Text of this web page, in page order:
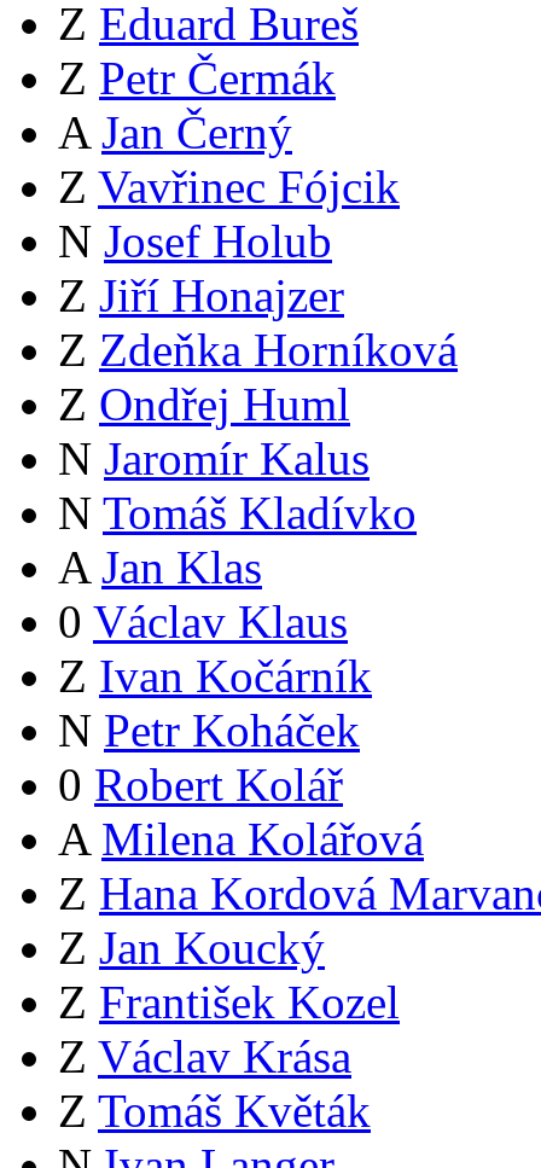
Z Eduard Bureš
Z Petr Čermák
A Jan Černý
Z Vavřinec Fójcik
N Josef Holub
Z Jiří Honajzer
Z Zdeňka Horníková
Z Ondřej Huml
N Jaromír Kalus
N Tomáš Kladívko
A Jan Klas
0 Václav Klaus
Z Ivan Kočárník
N Petr Koháček
0 Robert Kolář
A Milena Kolářová
Z Hana Kordová
Z Jan Koucký
Z František Kozel
Z Václav Krása
Z Tomáš Květák